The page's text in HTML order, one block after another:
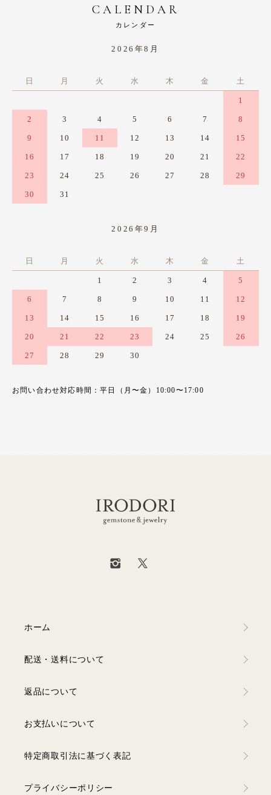
CALENDAR
カレンダー
2026年8月
日 月 火 水 木 金 土
1
2 3 4 5 6 7 8
9 10 11 12 13 14 15
16 17 18 19 20 21 22
23 24 25 26 27 28 29
30 31
2026年9月
日 月 火 水 木 金 土
1 2 3 4 5
6 7 8 9 10 11 12
13 14 15 16 17 18 19
20 21 22 23 24 25 26
27 28 29 30
お問い合わせ対応時間：平日（月〜金）10:00〜17:00
ホーム
配送・送料について
返品について
お支払いについて
特定商取引法に基づく表記
プライバシーポリシー